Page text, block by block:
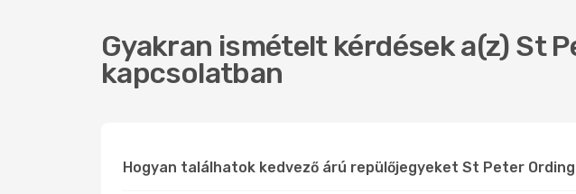
Gyakran ismételt kérdések a(z) St
kapcsolatban
Hogyan találhatok kedvező árú repülőjegyeket St Peter